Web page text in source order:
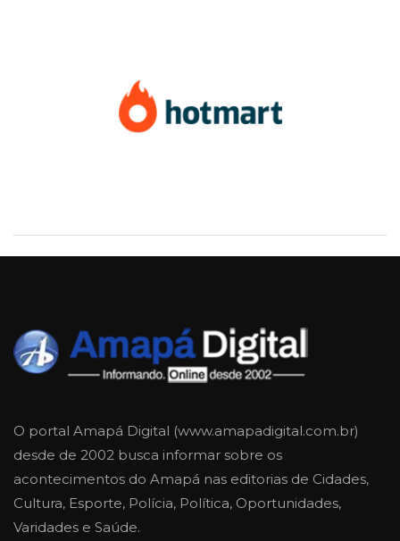
O portal Amapá Digital (www.amapadigital.com.br)
desde de 2002 busca informar sobre os
acontecimentos do Amapá nas editorias de Cidades,
Cultura, Esporte, Polícia, Política, Oportunidades,
Varidades e Saúde.